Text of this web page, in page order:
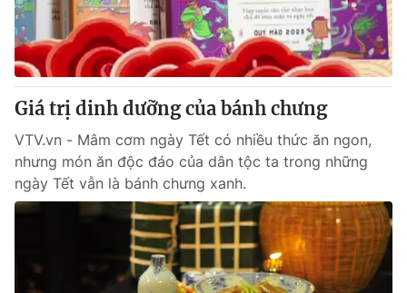
Giá trị dinh dưỡng của bánh chưng
VTV.vn - Mâm cơm ngày Tết có nhiều thức ăn ngon,
nhưng món ăn độc đáo của dân tộc ta trong những
ngày Tết vẫn là bánh chưng xanh.